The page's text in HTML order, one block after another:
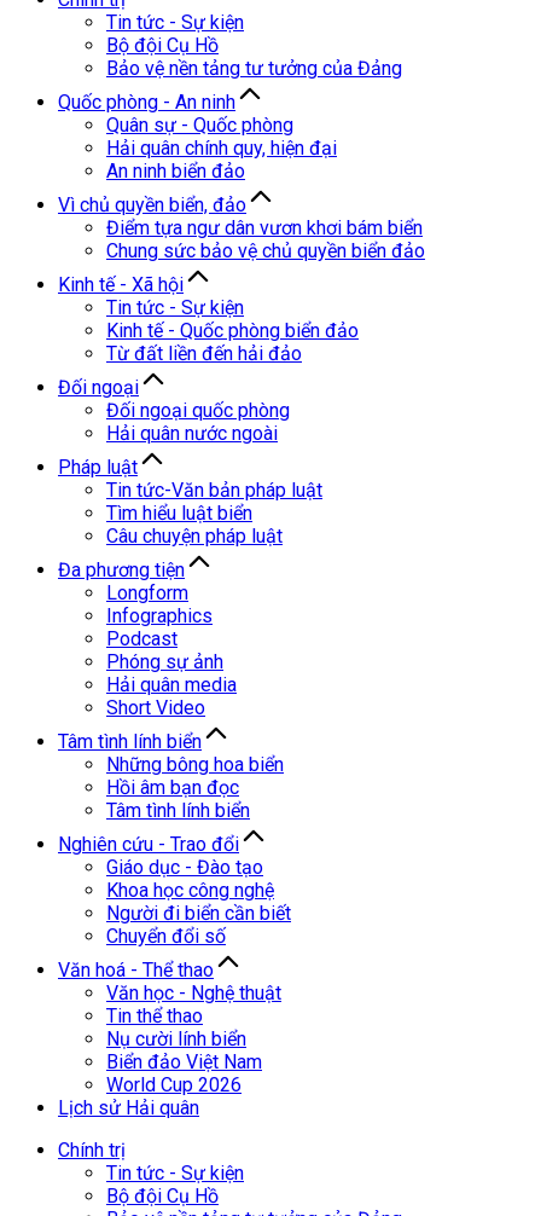
Tin tức - Sự kiện
Bộ đội Cụ Hồ
Bảo vệ nền tảng tư tưởng của Đảng
Quốc phòng - An ninh
Quân sự - Quốc phòng
Hải quân chính quy, hiện đại
An ninh biển đảo
Vì chủ quyền biển, đảo
Điểm tựa ngư dân vươn khơi bám biển
Chung sức bảo vệ chủ quyền biển đảo
Kinh tế - Xã hội
Tin tức - Sự kiện
Kinh tế - Quốc phòng biển đảo
Từ đất liền đến hải đảo
Đối ngoại
Đối ngoại quốc phòng
Hải quân nước ngoài
Pháp luật
Tin tức-Văn bản pháp luật
Tìm hiểu luật biển
Câu chuyện pháp luật
Đa phương tiện
Longform
Infographics
Podcast
Phóng sự ảnh
Hải quân media
Short Video
Tâm tình lính biển
Những bông hoa biển
Hồi âm bạn đọc
Tâm tình lính biển
Nghiên cứu - Trao đổi
Giáo dục - Đào tạo
Khoa học công nghệ
Người đi biển cần biết
Chuyển đổi số
Văn hoá - Thể thao
Văn học - Nghệ thuật
Tin thể thao
Nụ cười lính biển
Biển đảo Việt Nam
World Cup 2026
Lịch sử Hải quân
Chính trị
Tin tức - Sự kiện
Bộ đội Cụ Hồ